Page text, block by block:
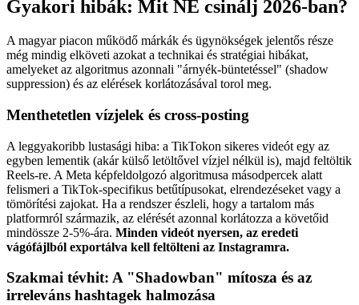
Gyakori hibák: Mit NE csinálj 2026-ban?
A magyar piacon működő márkák és ügynökségek jelentős része
még mindig elköveti azokat a technikai és stratégiai hibákat,
amelyeket az algoritmus azonnali "árnyék-büntetéssel" (shadow
suppression) és az elérések korlátozásával torol meg.
Menthetetlen vízjelek és cross-posting
A leggyakoribb lustasági hiba: a TikTokon sikeres videót egy az
egyben lementik (akár külső letöltővel vízjel nélkül is), majd feltöltik
Reels-re. A Meta képfeldolgozó algoritmusa másodpercek alatt
felismeri a TikTok-specifikus betűtípusokat, elrendezéseket vagy a
tömörítési zajokat. Ha a rendszer észleli, hogy a tartalom más
platformról származik, az elérését azonnal korlátozza a követőid
mindössze 2-5%-ára. Minden videót nyersen, az eredeti
vágófájlból exportálva kell feltölteni az Instagramra.
Szakmai tévhit: A "Shadowban" mítosza és az
irreleváns hashtagek halmozása